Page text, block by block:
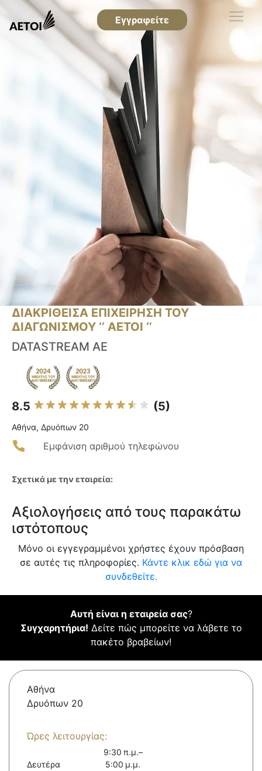
Εγγραφείτε
ΔΙΑΚΡΙΘΕΙΣΑ ΕΠΙΧΕΙΡΗΣΗ ΤΟΥ
ΔΙΑΓΩΝΙΣΜΟΥ ‘’ ΑΕΤΟΙ ‘’
DATASTREAM AE
8.5 (5)
Αθήνα, Δρυόπων 20
Εμφάνιση αριθμού τηλεφώνου
Σχετικά με την εταιρεία:
Αξιολογήσεις από τους παρακάτω
ιστότοπους
Μόνο οι εγγεγραμμένοι χρήστες έχουν πρόσβαση
σε αυτές τις πληροφορίες. Κάντε κλικ εδώ για να
συνδεθείτε.
Αυτή είναι η εταιρεία σας?
Συγχαρητήρια! Δείτε πώς μπορείτε να λάβετε το
πακέτο βραβείων!
Αθήνα
Δρυόπων 20
Ώρες λειτουργίας:
Δευτέρα
9:30 π.μ.–
5:00 μ.μ.